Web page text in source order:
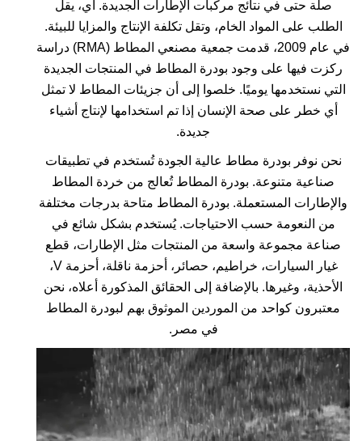
صلة حتى في نتائج مركبات الإطارات الجديدة. أي، يقل
الطلب على المواد الخام، وتقل تكلفة الإنتاج والمزايا للبيئة.
في عام 2009، قدمت جمعية مصنعي المطاط (RMA) دراسة
ركزت فيها على وجود بودرة المطاط في المنتجات الجديدة
التي نستخدمها يوميًا. خلصوا إلى أن جزيئات المطاط لا تمثل
أي خطر على صحة الإنسان إذا تم استخدامها لإنتاج أشياء
جديدة.
نحن نوفر بودرة مطاط عالية الجودة تُستخدم في تطبيقات
صناعية متنوعة. بودرة المطاط تُعالج من خردة المطاط
والإطارات المستعملة. بودرة المطاط متاحة بدرجات مختلفة
من النعومة حسب الاحتياجات. يُستخدم بشكل شائع في
صناعة مجموعة واسعة من المنتجات مثل الإطارات، قطع
غيار السيارات، خراطيم، حصائر، أحزمة ناقلة، أحزمة V،
الأحذية، وغيرها. بالإضافة إلى الحقائق المذكورة أعلاه، نحن
معتبرون كواحد من الموردين الموثوق بهم لبودرة المطاط
في مصر.